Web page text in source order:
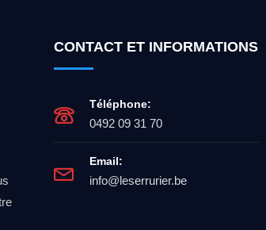
CONTACT ET INFORMATIONS
Téléphone:
0492 09 31 70
Email:
info@leserrurier.be